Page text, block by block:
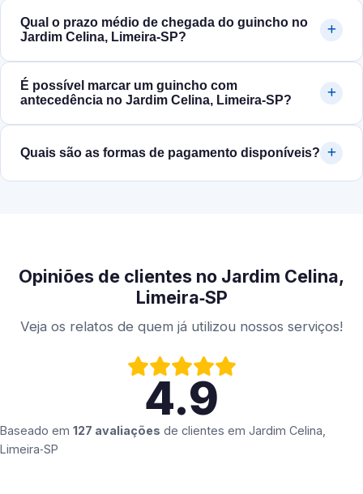
Qual o prazo médio de chegada do guincho no
Jardim Celina, Limeira‑SP?
É possível marcar um guincho com
antecedência no Jardim Celina, Limeira‑SP?
Quais são as formas de pagamento disponíveis?
Opiniões de clientes no Jardim Celina,
Limeira‑SP
Veja os relatos de quem já utilizou nossos serviços!
4.9
Baseado em 127 avaliações de clientes em Jardim Celina,
Limeira‑SP